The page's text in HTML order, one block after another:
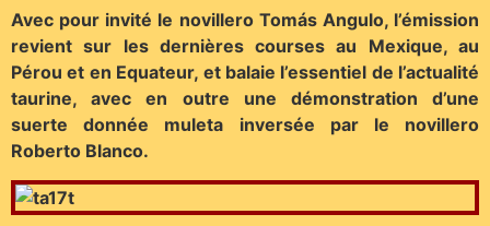
Avec pour invité le novillero Tomás Angulo, l’émission
revient sur les dernières courses au Mexique, au
Pérou et en Equateur, et balaie l’essentiel de l’actualité
taurine, avec en outre une démonstration d’une
suerte donnée muleta inversée par le novillero
Roberto Blanco.